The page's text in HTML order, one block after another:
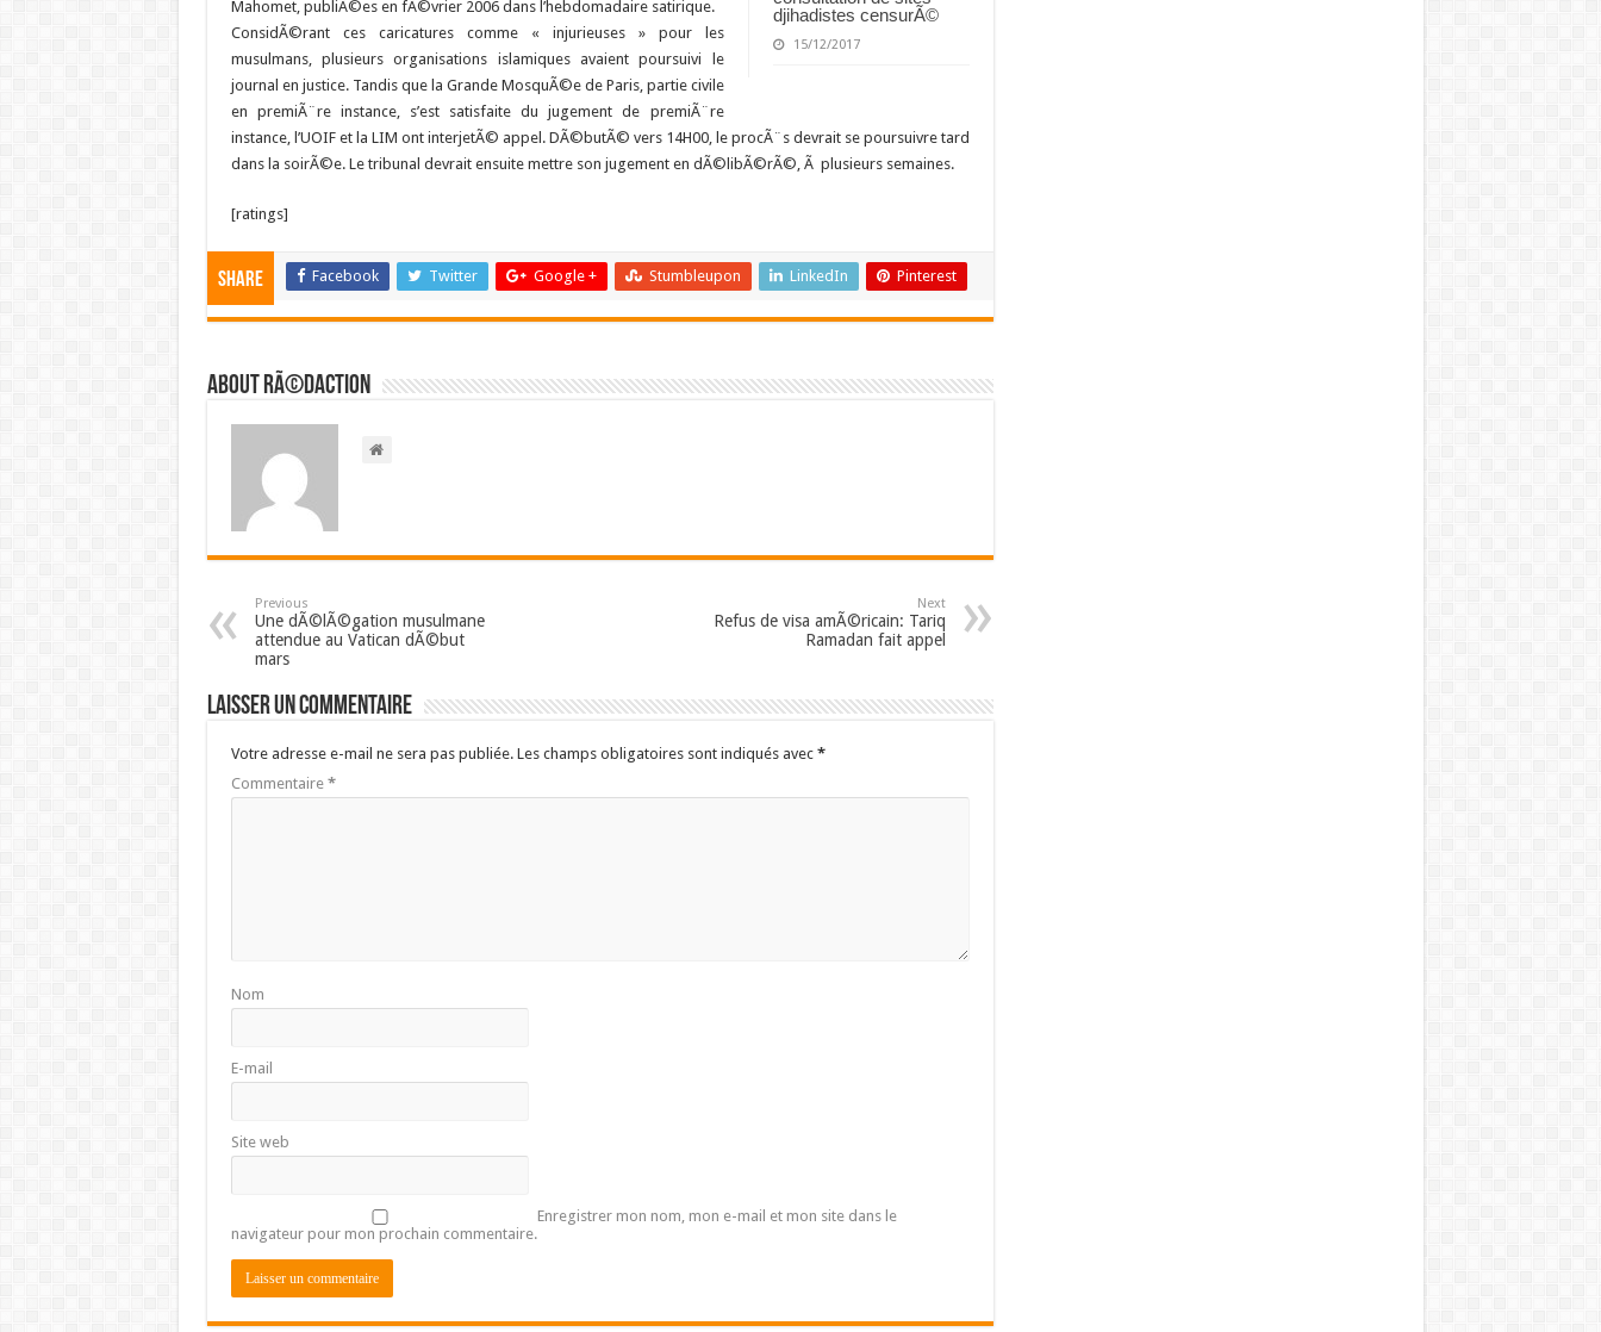
djihadistes censurÃ©
15/12/2017
Mahomet, publiÃ©es en fÃ©vrier 2006 dans l’hebdomadaire satirique.
ConsidÃ©rant ces caricatures comme « injurieuses » pour les
musulmans, plusieurs organisations islamiques avaient poursuivi le
journal en justice. Tandis que la Grande MosquÃ©e de Paris, partie civile
en premiÃ¨re instance, s’est satisfaite du jugement de premiÃ¨re
instance, l’UOIF et la LIM ont interjetÃ© appel. DÃ©butÃ© vers 14H00, le procÃ¨s devrait se poursuivre tard
dans la soirÃ©e. Le tribunal devrait ensuite mettre son jugement en dÃ©libÃ©rÃ©, Ã plusieurs semaines.
[ratings]
Share Facebook Twitter Google + Stumbleupon LinkedIn Pinterest
About RÃ©daction
Previous
Une dÃ©lÃ©gation musulmane
attendue au Vatican dÃ©but
mars
Next
Refus de visa amÃ©ricain: Tariq
Ramadan fait appel
Laisser un commentaire
Votre adresse e-mail ne sera pas publiée. Les champs obligatoires sont indiqués avec *
Commentaire *
Nom
E-mail
Site web
Enregistrer mon nom, mon e-mail et mon site dans le
navigateur pour mon prochain commentaire.